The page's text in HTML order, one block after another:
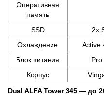
Оперативная
память
SSD
2x
Охлаждение
Active
Блок питания
Pro
Корпус
Dual ALFA Tower 345 — до